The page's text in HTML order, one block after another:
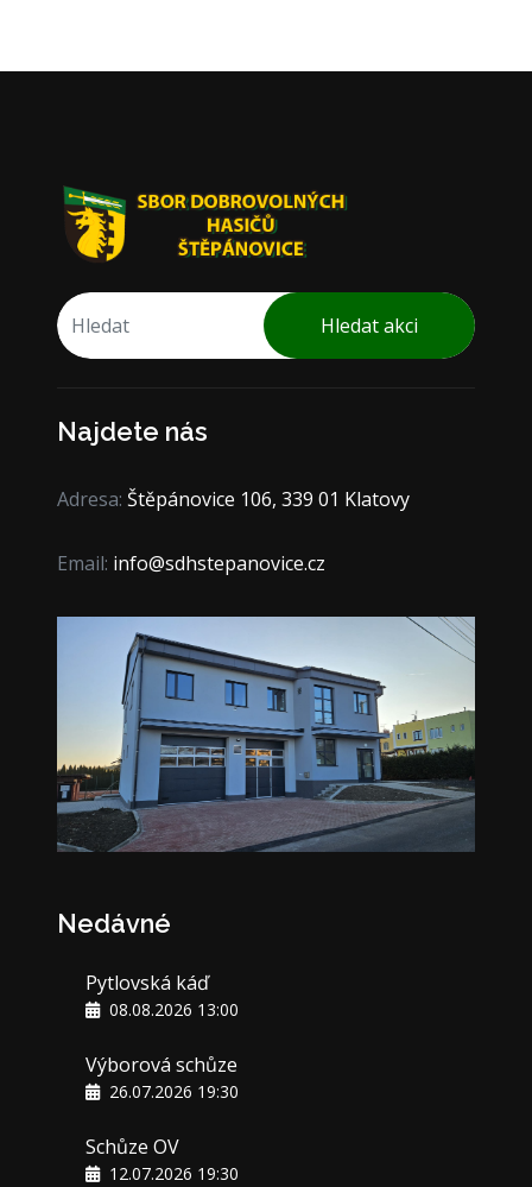
Hledat akci
Najdete nás
Adresa: Štěpánovice 106, 339 01 Klatovy
Email: info@sdhstepanovice.cz
Nedávné
Pytlovská káď
08.08.2026 13:00
Výborová schůze
26.07.2026 19:30
Schůze OV
12.07.2026 19:30